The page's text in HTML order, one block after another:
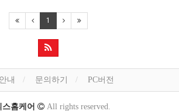
1
내 문의하기 PC버전
스홈케어 All rights reserved.